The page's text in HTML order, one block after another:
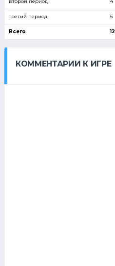
второй период 4
третий период 5
Всего 12
КОММЕНТАРИИ К ИГРЕ